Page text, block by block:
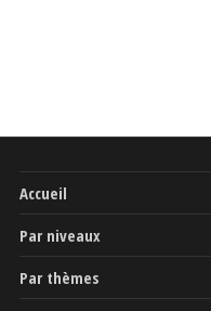
Accueil
Par niveaux
Par thèmes